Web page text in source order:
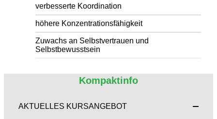
verbesserte Koordination
höhere Konzentrationsfähigkeit
Zuwachs an Selbstvertrauen und
Selbstbewusstsein
Kompaktinfo
AKTUELLES KURSANGEBOT